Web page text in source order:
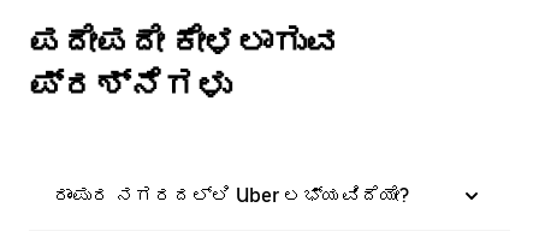
ಪದೇಪದೇ ಕೇಳಲಾಗುವ
ಪ್ರಶ್ನೆಗಳು
ರಾಂಪುರ ನಗರದಲ್ಲಿ Uber ಲಭ್ಯವಿದೆಯೇ?